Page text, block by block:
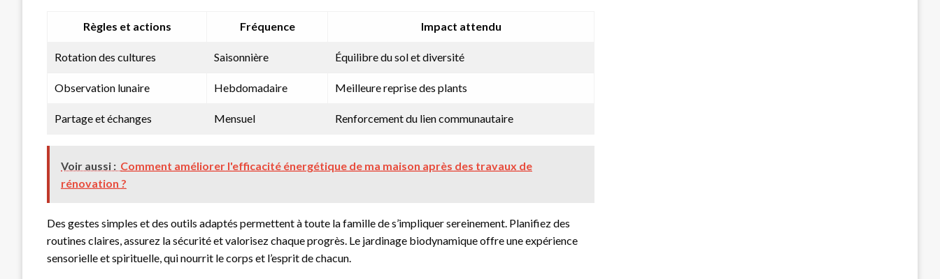
Règles et actions Fréquence Impact attendu
Rotation des cultures Saisonnière Équilibre du sol et diversité
Observation lunaire Hebdomadaire Meilleure reprise des plants
Partage et échanges Mensuel Renforcement du lien communautaire
Voir aussi : Comment améliorer l'efficacité énergétique de ma maison après des travaux de
rénovation ?
Des gestes simples et des outils adaptés permettent à toute la famille de s’impliquer sereinement. Planifiez des
routines claires, assurez la sécurité et valorisez chaque progrès. Le jardinage biodynamique offre une expérience
sensorielle et spirituelle, qui nourrit le corps et l’esprit de chacun.